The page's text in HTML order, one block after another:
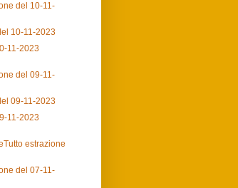
del 10-11-
10-11-2023
11-2023
del 09-11-
09-11-2023
11-2023
estrazione
del 07-11-